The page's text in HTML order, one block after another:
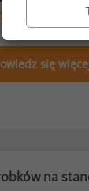
do
się
na